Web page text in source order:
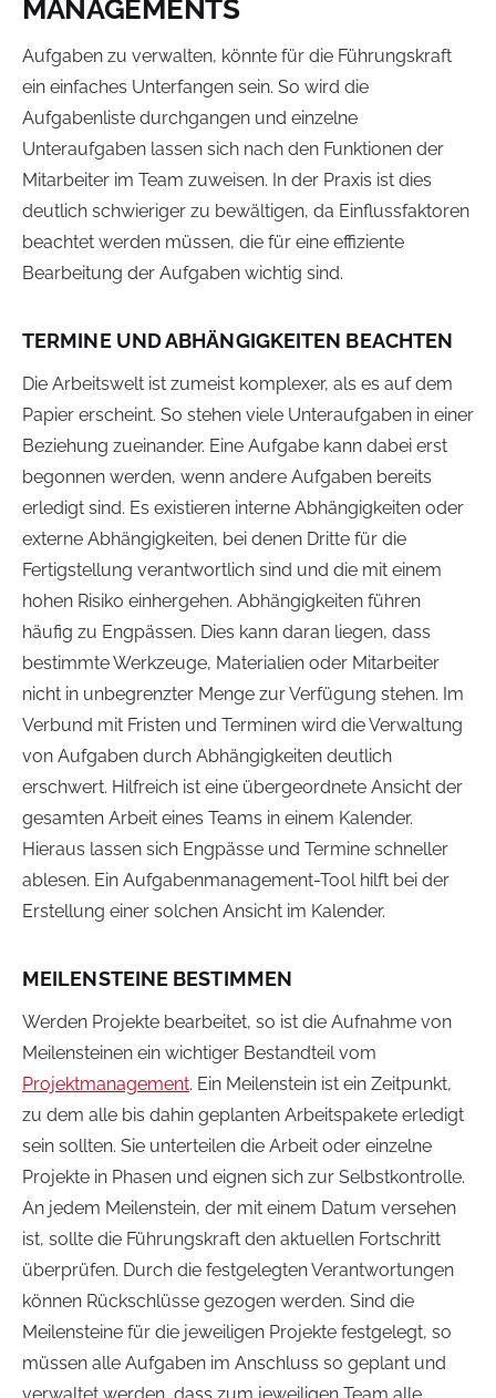
MANAGEMENTS
Aufgaben zu verwalten, könnte für die Führungskraft
ein einfaches Unterfangen sein. So wird die
Aufgabenliste durchgangen und einzelne
Unteraufgaben lassen sich nach den Funktionen der
Mitarbeiter im Team zuweisen. In der Praxis ist dies
deutlich schwieriger zu bewältigen, da Einflussfaktoren
beachtet werden müssen, die für eine effiziente
Bearbeitung der Aufgaben wichtig sind.
TERMINE UND ABHÄNGIGKEITEN BEACHTEN
Die Arbeitswelt ist zumeist komplexer, als es auf dem
Papier erscheint. So stehen viele Unteraufgaben in einer
Beziehung zueinander. Eine Aufgabe kann dabei erst
begonnen werden, wenn andere Aufgaben bereits
erledigt sind. Es existieren interne Abhängigkeiten oder
externe Abhängigkeiten, bei denen Dritte für die
Fertigstellung verantwortlich sind und die mit einem
hohen Risiko einhergehen. Abhängigkeiten führen
häufig zu Engpässen. Dies kann daran liegen, dass
bestimmte Werkzeuge, Materialien oder Mitarbeiter
nicht in unbegrenzter Menge zur Verfügung stehen. Im
Verbund mit Fristen und Terminen wird die Verwaltung
von Aufgaben durch Abhängigkeiten deutlich
erschwert. Hilfreich ist eine übergeordnete Ansicht der
gesamten Arbeit eines Teams in einem Kalender.
Hieraus lassen sich Engpässe und Termine schneller
ablesen. Ein Aufgabenmanagement-Tool hilft bei der
Erstellung einer solchen Ansicht im Kalender.
MEILENSTEINE BESTIMMEN
Werden Projekte bearbeitet, so ist die Aufnahme von
Meilensteinen ein wichtiger Bestandteil vom
Projektmanagement. Ein Meilenstein ist ein Zeitpunkt,
zu dem alle bis dahin geplanten Arbeitspakete erledigt
sein sollten. Sie unterteilen die Arbeit oder einzelne
Projekte in Phasen und eignen sich zur Selbstkontrolle.
An jedem Meilenstein, der mit einem Datum versehen
ist, sollte die Führungskraft den aktuellen Fortschritt
überprüfen. Durch die festgelegten Verantwortungen
können Rückschlüsse gezogen werden. Sind die
Meilensteine für die jeweiligen Projekte festgelegt, so
müssen alle Aufgaben im Anschluss so geplant und